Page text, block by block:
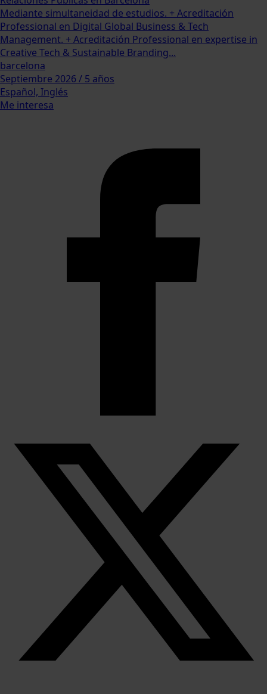
Mediante simultaneidad de estudios. + Acreditación
Professional en Digital Global Business & Tech
Management. + Acreditación Professional en expertise in
Creative Tech & Sustainable Branding...
barcelona
Septiembre 2026 / 5 años
Español, Inglés
Me interesa